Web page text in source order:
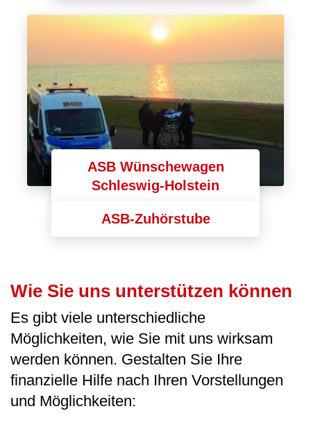
ASB Wünschewagen
Schleswig-Holstein
ASB-Zuhörstube
Wie Sie uns unterstützen können
Es gibt viele unterschiedliche
Möglichkeiten, wie Sie mit uns wirksam
werden können. Gestalten Sie Ihre
finanzielle Hilfe nach Ihren Vorstellungen
und Möglichkeiten: